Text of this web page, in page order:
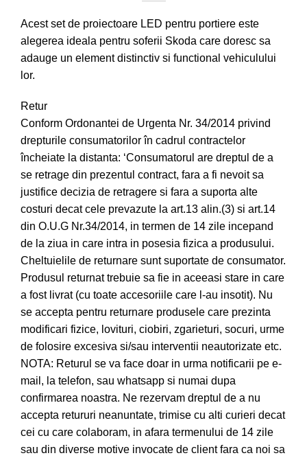
Acest set de proiectoare LED pentru portiere este
alegerea ideala pentru soferii Skoda care doresc sa
adauge un element distinctiv si functional vehiculului
lor.
Retur
Conform Ordonantei de Urgenta Nr. 34/2014 privind
drepturile consumatorilor în cadrul contractelor
încheiate la distanta: ‘Consumatorul are dreptul de a
se retrage din prezentul contract, fara a fi nevoit sa
justifice decizia de retragere si fara a suporta alte
costuri decat cele prevazute la art.13 alin.(3) si art.14
din O.U.G Nr.34/2014, in termen de 14 zile incepand
de la ziua in care intra in posesia fizica a produsului.
Cheltuielile de returnare sunt suportate de consumator.
Produsul returnat trebuie sa fie in aceeasi stare in care
a fost livrat (cu toate accesoriile care l-au insotit). Nu
se accepta pentru returnare produsele care prezinta
modificari fizice, lovituri, ciobiri, zgarieturi, socuri, urme
de folosire excesiva si/sau interventii neautorizate etc.
NOTA: Returul se va face doar in urma notificarii pe e-
mail, la telefon, sau whatsapp si numai dupa
confirmarea noastra. Ne rezervam dreptul de a nu
accepta retururi neanuntate, trimise cu alti curieri decat
cei cu care colaboram, in afara termenului de 14 zile
sau din diverse motive invocate de client fara ca noi sa